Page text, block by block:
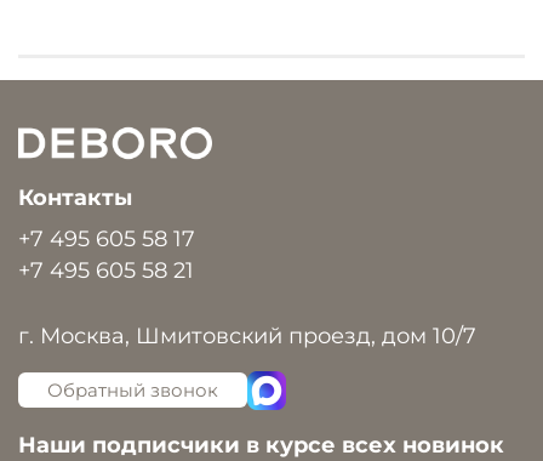
Контакты
+7 495 605 58 17
+7 495 605 58 21
г. Москва, Шмитовский проезд, дом 10/7
Обратный звонок
Наши подписчики в курсе всех новинок